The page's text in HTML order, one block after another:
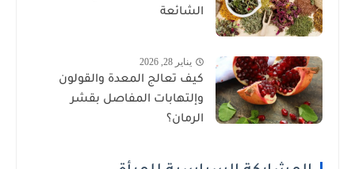
الشائعة
يناير 28, 2026
كيف تعالج المعدة والقولون
وإلتهابات المفاصل بقشر
الرمان؟